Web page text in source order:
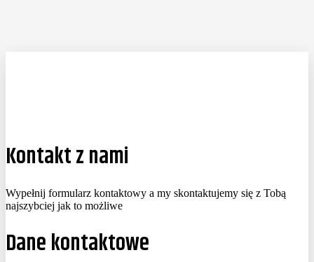
Kontakt z nami
Wypełnij formularz kontaktowy a my skontaktujemy się z Tobą
najszybciej jak to możliwe
Dane kontaktowe